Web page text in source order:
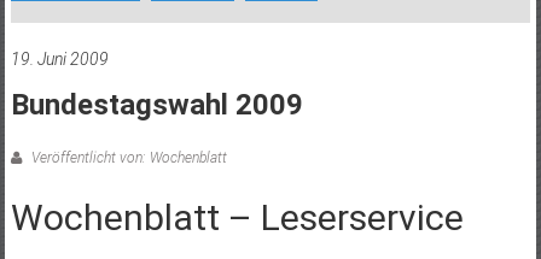
19. Juni 2009
Bundestagswahl 2009
Veröffentlicht von: Wochenblatt
Wochenblatt – Leserservice